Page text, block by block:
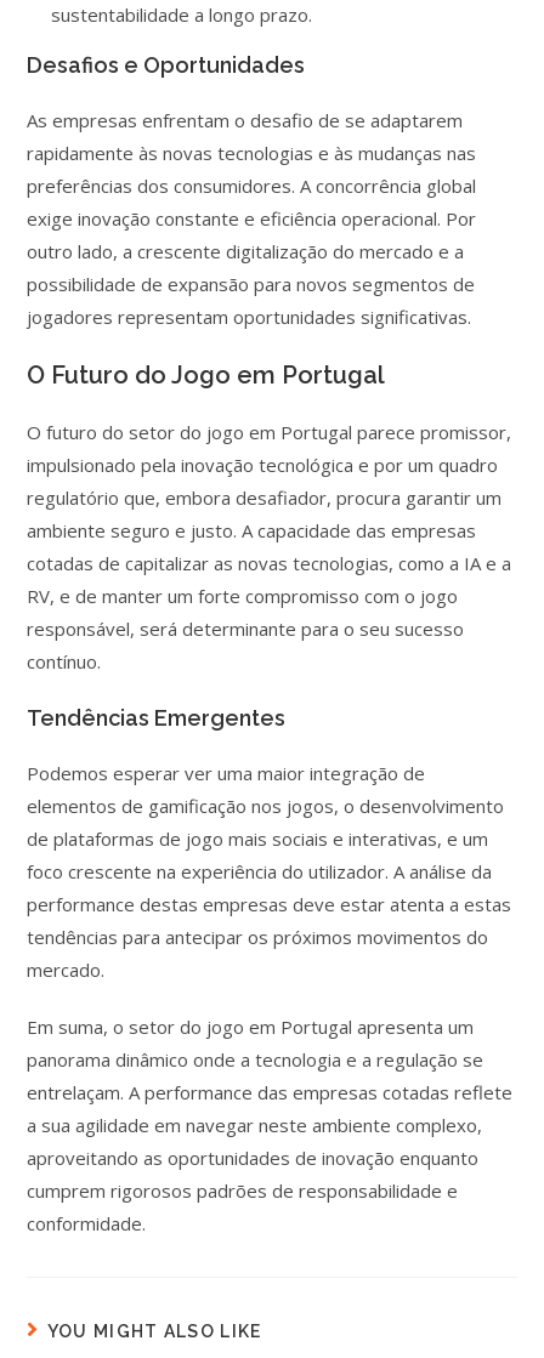
sustentabilidade a longo prazo.
Desafios e Oportunidades
As empresas enfrentam o desafio de se adaptarem
rapidamente às novas tecnologias e às mudanças nas
preferências dos consumidores. A concorrência global
exige inovação constante e eficiência operacional. Por
outro lado, a crescente digitalização do mercado e a
possibilidade de expansão para novos segmentos de
jogadores representam oportunidades significativas.
O Futuro do Jogo em Portugal
O futuro do setor do jogo em Portugal parece promissor,
impulsionado pela inovação tecnológica e por um quadro
regulatório que, embora desafiador, procura garantir um
ambiente seguro e justo. A capacidade das empresas
cotadas de capitalizar as novas tecnologias, como a IA e a
RV, e de manter um forte compromisso com o jogo
responsável, será determinante para o seu sucesso
contínuo.
Tendências Emergentes
Podemos esperar ver uma maior integração de
elementos de gamificação nos jogos, o desenvolvimento
de plataformas de jogo mais sociais e interativas, e um
foco crescente na experiência do utilizador. A análise da
performance destas empresas deve estar atenta a estas
tendências para antecipar os próximos movimentos do
mercado.
Em suma, o setor do jogo em Portugal apresenta um
panorama dinâmico onde a tecnologia e a regulação se
entrelaçam. A performance das empresas cotadas reflete
a sua agilidade em navegar neste ambiente complexo,
aproveitando as oportunidades de inovação enquanto
cumprem rigorosos padrões de responsabilidade e
conformidade.
YOU MIGHT ALSO LIKE